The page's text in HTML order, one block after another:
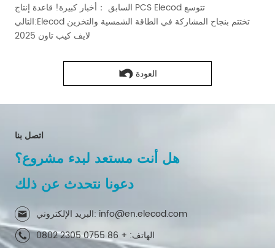
السابق ：
أخبار كبيرة! قاعدة إنتاج PCS Elecod تتوسع
التالي:Elecod تختتم بنجاح المشاركة في الطاقة الشمسية والتخزين
لايف كيب تاون 2025
العودة
اتصل بنا
هل أنت مستعد لبدء مشروع؟
دعونا نتحدث عن ذلك
البريد الإلكتروني: info@en.elecod.com
الهاتف: + 86 0755 2305 0802